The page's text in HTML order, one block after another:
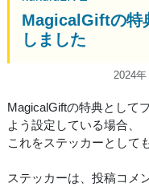
MagicalGiftの特
しました
2024
MagicalGiftの特典として
よう設定している場合、
これをステッカーとして
ステッカーは、投稿コメ